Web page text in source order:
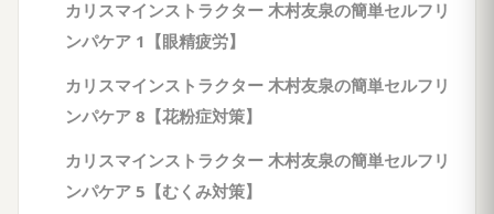
カリスマインストラクター 木村友泉の簡単セルフリ
ンパケア 1【眼精疲労】
カリスマインストラクター 木村友泉の簡単セルフリ
ンパケア 8【花粉症対策】
カリスマインストラクター 木村友泉の簡単セルフリ
ンパケア 5【むくみ対策】